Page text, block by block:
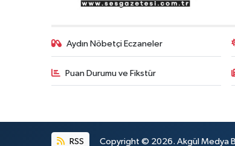
Aydın Nöbetçi Eczaneler
Puan Durumu ve Fikstür
RSS Copyright © 2026. Akgül Medya